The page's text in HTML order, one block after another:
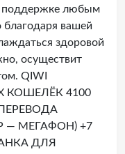
поддержке любым
вашей
здоровой
осуществит
QIWI
КОШЕЛЁК 4100
— МЕГАФОН) +7
ДЛЯ